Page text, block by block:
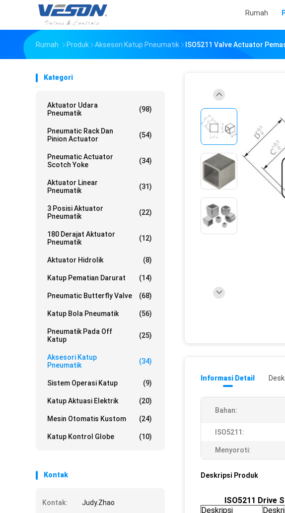
Rumah
Rumah Produk Aksesori Katup Pneumatik ISO5211 Valve Actuator
Kategori
Aktuator Udara
Pneumatik
(98)
Pneumatic Rack Dan
Pinion Actuator
(54)
Pneumatic Actuator
Scotch Yoke
(34)
Aktuator Linear
Pneumatik
(31)
3 Posisi Aktuator
Pneumatik
(22)
180 Derajat Aktuator
Pneumatik
(12)
Aktuator Hidrolik (8)
Katup Pematian Darurat (14)
Pneumatic Butterfly Valve (68)
Katup Bola Pneumatik (56)
Pneumatik Pada Off
Katup
(25)
Aksesori Katup
Pneumatik
(34)
Sistem Operasi Katup (9)
Katup Aktuasi Elektrik (20)
Mesin Otomatis Kustom (24)
Katup Kontrol Globe (10)
Kontak
Kontak:
Judy.Zhao
Informasi Detail
Bahan:
ISO5211:
Menyoroti:
Deskripsi Produk
ISO5211 Drive
Deskripsi